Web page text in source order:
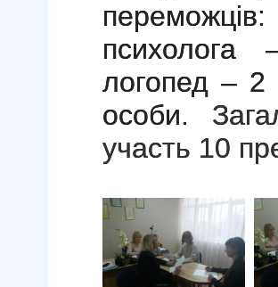
логопед – 2
особи.
участь 10